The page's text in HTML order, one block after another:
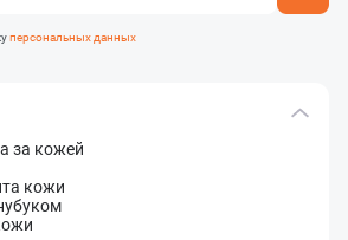
персональных данных
за кожей
кожи